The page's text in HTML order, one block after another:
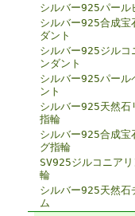
シルバー925パール
シルバー925合成宝
ダント
シルバー925ジルコ
ンダント
シルバー925パール
ント
シルバー925天然石
指輪
シルバー925合成宝
グ指輪
SV925ジルコニア
輪
シルバー925天然石
ム